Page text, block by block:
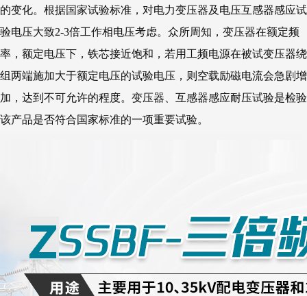
的变化。根据国家试验标准，对电力变压器及电压互感器感应试
验电压大致2-3倍工作相电压考虑。众所周知，变压器在额定频
率，额定电压下，铁芯接近饱和，若用工频电源在被试变压器绕
组两端施加大于额定电压的试验电压，则空载励磁电流会急剧增
加，达到不可允许的程度。变压器、互感器感应耐压试验是检验
该产品是否符合国家标准的一项重要试验。